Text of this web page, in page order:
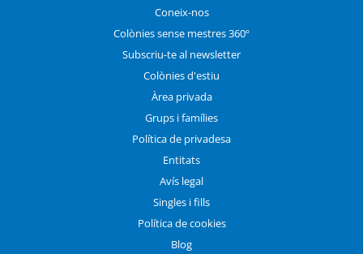
Coneix-nos
Colònies sense mestres 360º
Subscriu-te al newsletter
Colònies d'estiu
Àrea privada
Grups i famílies
Política de privadesa
Entitats
Avís legal
Singles i fills
Política de cookies
Blog